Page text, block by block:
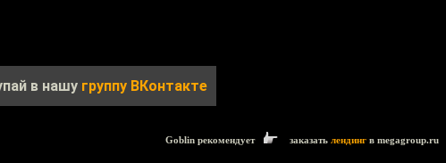
в нашу группу ВКонтакте
Goblin рекомендует заказать лендинг в megagroup.ru